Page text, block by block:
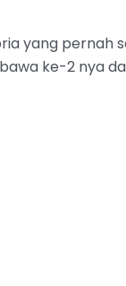
yang pernah
ke-2 nya